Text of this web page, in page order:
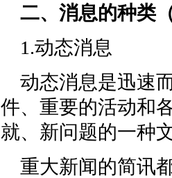
二、消息的种类
1.动态消息
动态消息是迅速
件、重要的活动和
就、新问题的一种
重大新闻的简讯